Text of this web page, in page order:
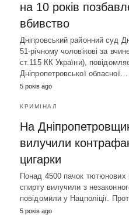
на 10 років
вбивство
Дніпровський районний суд
51-річному чоловікові за
ст.115 КК України),
Дніпропетровської обласної…
5 років ago
КРИМІНАЛ
На
вилучили
цигарки
Понад 4500 пачок тютюнових
спирту вилучили з
повідомили у Нацполіції.
5 років ago